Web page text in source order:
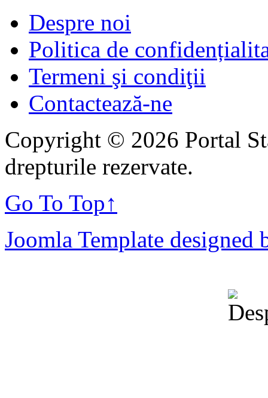
Despre noi
Politica de
Termeni şi condiţii
Contactează-ne
Copyright © 2026 Portal
drepturile rezervate.
Go To Top↑
Joomla Template designed